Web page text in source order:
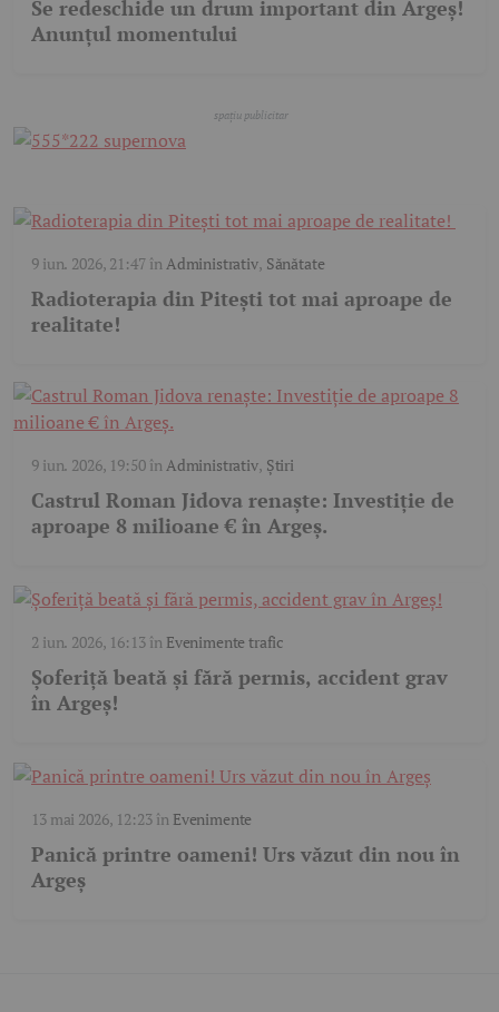
Se redeschide un drum important din Argeș!
Anunțul momentului
9 iun. 2026, 21:47înAdministrativ, Sănătate
Radioterapia din Pitești tot mai aproape de
realitate!
9 iun. 2026, 19:50înAdministrativ, Știri
Castrul Roman Jidova renaște: Investiție de
aproape 8 milioane € în Argeș.
2 iun. 2026, 16:13în Evenimente trafic
Șoferiță beată și fără permis, accident grav
în Argeș!
13 mai 2026, 12:23în Evenimente
Panică printre oameni! Urs văzut din nou în
Argeș